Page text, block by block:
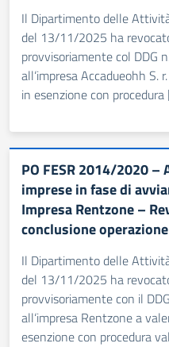
Il Dipartimento delle
del 13/11/2025 ha
provvisoriamente col
all‘impresa Accadueohh S.
in esenzione con
PO FESR 2014/2020
imprese in fase di
Impresa Rentzone –
conclusione operazione
Il Dipartimento delle
del 13/11/2025 ha
provvisoriamente con il
all‘impresa Rentzone a
esenzione con procedura